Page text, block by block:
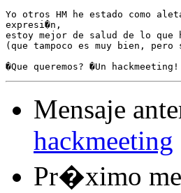
Yo otros HM he estado como
expresi�n,
estoy mejor de salud de lo que
(que tampoco es muy bien,
Mensaje
hackmeeting
Pr�ximo